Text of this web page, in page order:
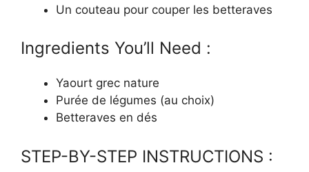
Un couteau pour couper les betteraves
Ingredients You’ll Need :
Yaourt grec nature
Purée de légumes (au choix)
Betteraves en dés
STEP-BY-STEP INSTRUCTIONS :